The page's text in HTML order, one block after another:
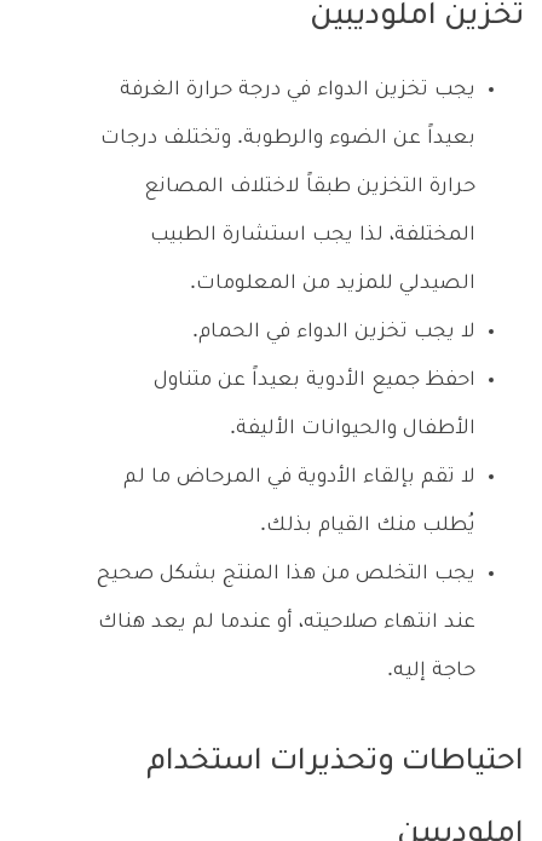
تخزين املوديبين
يجب تخزين الدواء في درجة حرارة الغرفة
بعيداً عن الضوء والرطوبة. وتختلف درجات
حرارة التخزين طبقاً لاختلاف المصانع
المختلفة، لذا يجب استشارة الطبيب
الصيدلي للمزيد من المعلومات.
لا يجب تخزين الدواء في الحمام.
احفظ جميع الأدوية بعيداً عن متناول
الأطفال والحيوانات الأليفة.
لا تقم بإلقاء الأدوية في المرحاض ما لم
يُطلب منك القيام بذلك.
يجب التخلص من هذا المنتج بشكل صحيح
عند انتهاء صلاحيته، أو عندما لم يعد هناك
حاجة إليه.
احتياطات وتحذيرات استخدام